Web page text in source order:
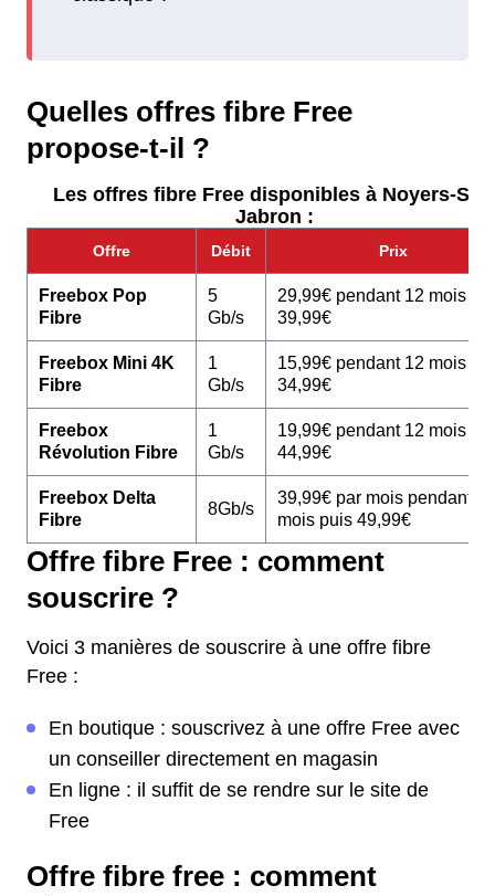
Quelles offres fibre Free
propose-t-il ?
Les offres fibre Free disponibles à Noyers-Sur-
Jabron :
Offre Débit Prix
Freebox Pop
Fibre
5
Gb/s
29,99€ pendant 12 mois
39,99€
Freebox Mini 4K
Fibre
1
Gb/s
15,99€ pendant 12 mois
34,99€
Freebox
Révolution Fibre
1
Gb/s
19,99€ pendant 12 mois
44,99€
Freebox Delta
Fibre
8Gb/s
39,99€ par mois pendant 12
mois puis 49,99€
Offre fibre Free : comment
souscrire ?
Voici 3 manières de souscrire à une offre fibre
Free :
En boutique : souscrivez à une offre Free avec
un conseiller directement en magasin
En ligne : il suffit de se rendre sur le site de
Free
Offre fibre free : comment